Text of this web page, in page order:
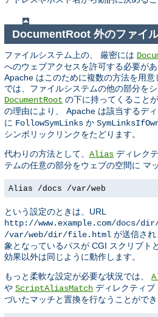
DocumentRoot 外のファイ
ファイルシステム上の、 厳密には
へのウェブアクセスを許可する必要が
Apache はこのために複数の方法を用
では、ファイルシステムの他の部分を
DocumentRoot の下に持ってくること
の理由により、 Apache は該当するデ
に FollowSymLinks か
シンボリックリンクをたどります。
代わりの方法として、 Alias ディレク
テムの任意の部分をウェブの空間に マ
Alias /docs /var/web
という設定のときは、URL
http://www.example.com/docs/
/var/web/dir/file.html が送信され
象となっているパスが CGI スクリプト
効果以外は同じように動作します。
もっと柔軟な設定が必要な状況では、
や ScriptAliasMatch ディレクティブ
づいたマッチと置換を行なうことができ